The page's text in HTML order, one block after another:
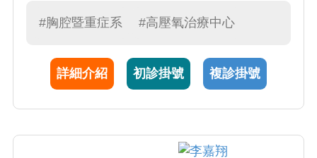
際期刊發表，致力於臨床與研究整合。
#胸腔暨重症系 #高壓氧治療中心
詳細介紹 初診掛號 複診掛號